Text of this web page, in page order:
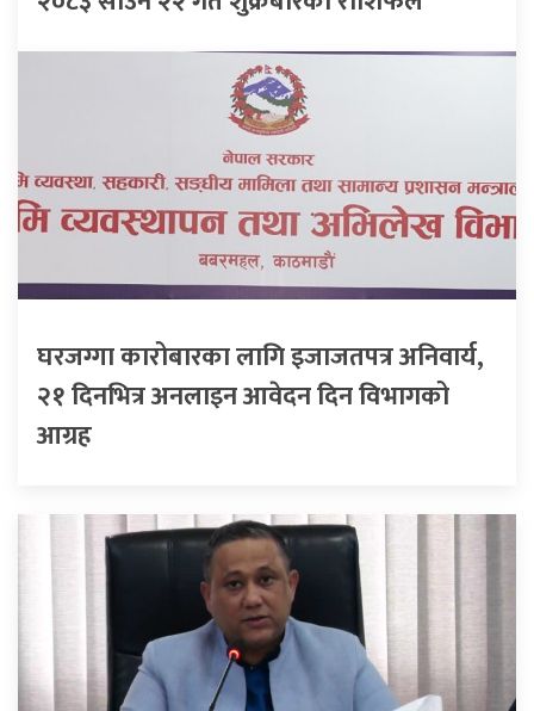
घरजग्गा कारोबारका लागि इजाजतपत्र अनिवार्य,
२१ दिनभित्र अनलाइन आवेदन दिन विभागको
आग्रह